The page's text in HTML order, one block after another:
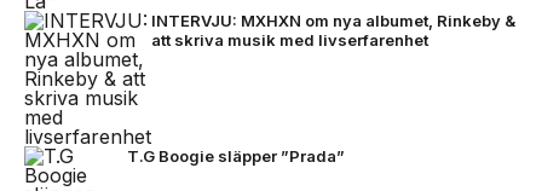
INTERVJU: MXHXN om nya albumet, Rinkeby &
att skriva musik med livserfarenhet
T.G Boogie släpper ”Prada”